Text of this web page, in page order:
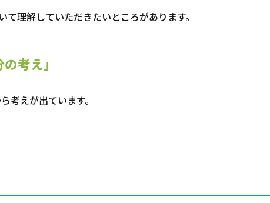
て理解していただきたいところがあります。
考え」
考えが出ています。